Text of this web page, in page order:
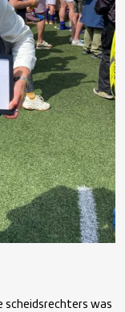
scheidsrechters was